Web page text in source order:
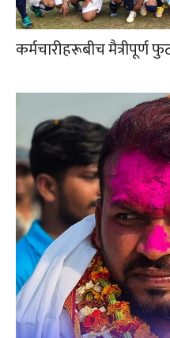
कर्मचारीहरूबीच मैत्रीपूर्ण